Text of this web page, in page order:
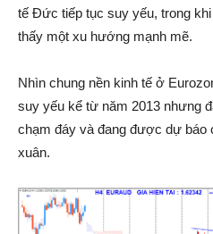
tế Đức tiếp tục suy yếu, trong
thấy một xu hướng mạnh mẽ.
Nhìn chung nền kinh tế ở
suy yếu kể từ năm 2013 nhưng
chạm đáy và đang được dự báo
xuân.